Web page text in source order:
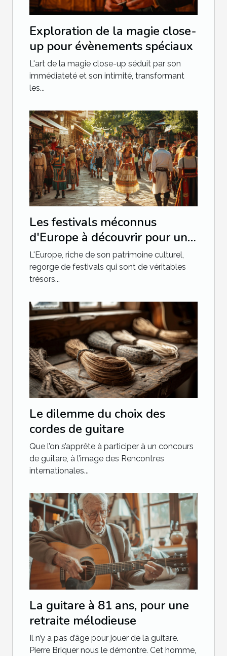
Exploration de la magie close-
up pour évènements spéciaux
L'art de la magie close-up séduit par son
immédiateté et son intimité, transformant
les...
Les festivals méconnus
d'Europe à découvrir pour une
expérience culturelle unique
L'Europe, riche de son patrimoine culturel,
regorge de festivals qui sont de véritables
trésors...
Le dilemme du choix des
cordes de guitare
Que l’on s’apprête à participer à un concours
de guitare, à l’image des Rencontres
internationales...
La guitare à 81 ans, pour une
retraite mélodieuse
Il n’y a pas d’âge pour jouer de la guitare.
Pierre Briquer nous le démontre. Cet homme,